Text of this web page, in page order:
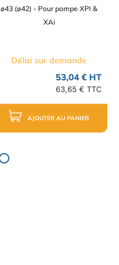
ø43 (ø42) - Pour pompe XPI &
XAi
Délai sur demande
53,04 € HT
63,65 € TTC
AJOUTER AU PANIER